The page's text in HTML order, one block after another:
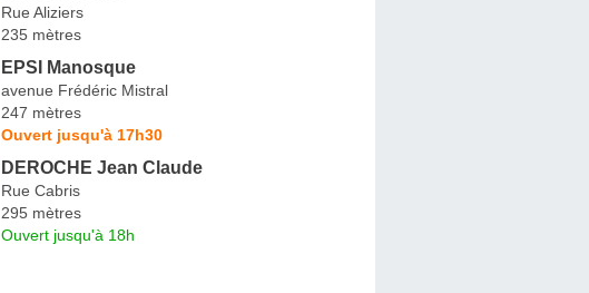
Rue Aliziers
235 mètres
EPSI Manosque
avenue Frédéric Mistral
247 mètres
Ouvert jusqu'à 17h30
DEROCHE Jean Claude
Rue Cabris
295 mètres
Ouvert jusqu'à 18h